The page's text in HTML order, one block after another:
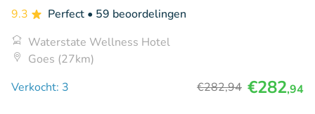
9.3 Perfect • 59 beoordelingen
Waterstate Wellness Hotel
Goes (27km)
Verkocht: 3
€282,94 €282,94